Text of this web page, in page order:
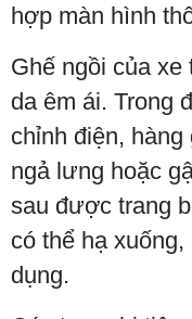
hợp màn hình
Ghế ngồi của
da êm ái. Trong
chỉnh điện,
ngả lưng hoặc
sau được trang
có thể hạ
dụng.